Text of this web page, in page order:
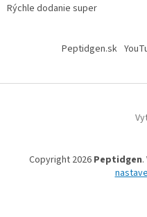
Rýchle dodanie super
Peptidgen.sk
Copyright 2026 Peptidgen